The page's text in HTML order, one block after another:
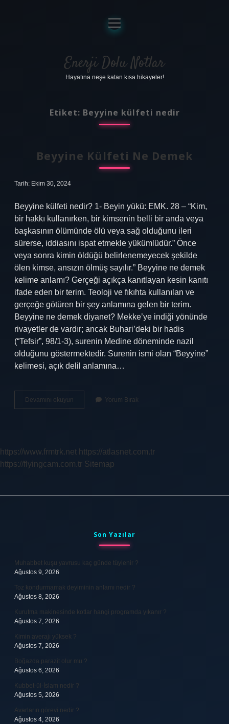
Anasayfa
Gizlilik Politikası
Yasal Uyarı
menüyü
aç
Enerji Dolu Notlar
Hayatına neşe katan kısa hikayeler!
Etiket: Beyyine külfeti nedir
Beyyine Külfeti Ne Demek
Tarih: Ekim 30, 2024
Beyyine külfeti nedir? 1- Beyin yükü: EMK. 28 – “Kim,
bir hakkı kullanırken, bir kimsenin belli bir anda veya
başkasının ölümünde ölü veya sağ olduğunu ileri
sürerse, iddiasını ispat etmekle yükümlüdür.” Önce
veya sonra kimin öldüğü belirlenemeyecek şekilde
ölen kimse, ansızın ölmüş sayılır.” Beyyine ne demek
kelime anlamı? Gerçeği açıkça kanıtlayan kesin kanıtı
ifade eden bir terim. Teoloji ve fıkıhta kullanılan ve
gerçeğe götüren bir şey anlamına gelen bir terim.
Beyyine ne demek diyanet? Mekke’ye indiği yönünde
rivayetler de vardır; ancak Buhari’deki bir hadis
(“Tefsir”, 98/1-3), surenin Medine döneminde nazil
olduğunu göstermektedir. Surenin ismi olan “Beyyine”
kelimesi, açık delil anlamına…
Devamını okuyun
Külfeti
Yorum Bırak
https://www.frmtrk.net https://atlasnet.com.tr
https://flyingcam.com.tr Sitemap
Son Yazılar
Muhabbet kuşu yavrusu kaç günde tüylenir ?
Ağustos 9, 2026
Toz kondurmamak deyiminin anlamı nedir ?
Ağustos 8, 2026
Kurutma makinesinde kotlar hangi programda yıkanır ?
Ağustos 7, 2026
Kimin averajı yüksek ?
Ağustos 7, 2026
Boğazda parazit olur mu ?
Ağustos 6, 2026
Kubbet-ül-İslam nedir ?
Ağustos 5, 2026
Avarların görevi nedir ?
Ağustos 4, 2026